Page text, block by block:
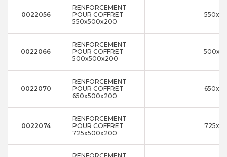
0022056
RENFORCEMENT
POUR COFFRET
550x500x200
0022066
RENFORCEMENT
POUR COFFRET
500x500x200
0022070
RENFORCEMENT
POUR COFFRET
650x500x200
0022074
RENFORCEMENT
POUR COFFRET
725x500x200